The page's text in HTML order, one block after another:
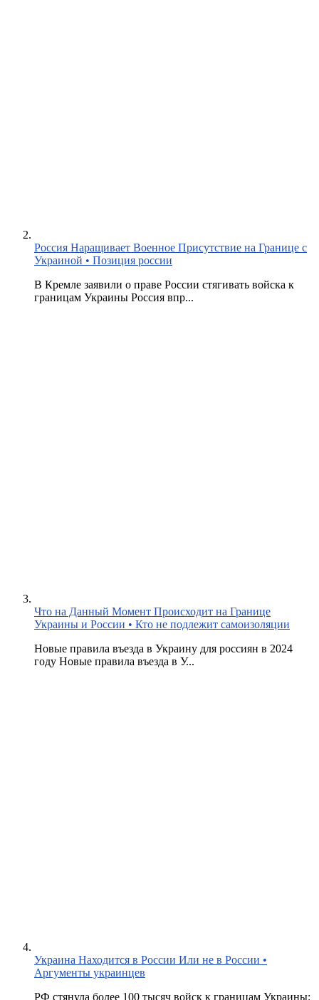
Россия Наращивает Военное Присутствие на Границе с
Украиной • Позиция россии
В Кремле заявили о праве России стягивать войска к
границам Украины Россия впр...
Что на Данный Момент Происходит на Границе
Украины и России • Кто не подлежит самоизоляции
Новые правила въезда в Украину для россиян в 2024
году Новые правила въезда в У...
Украина Находится в России Или не в России •
Аргументы украинцев
РФ стянула более 100 тысяч войск к границам Украины: